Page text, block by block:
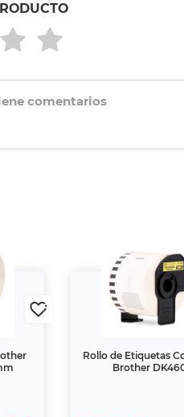
comentarios
Rollo de Etiquetas
Brother